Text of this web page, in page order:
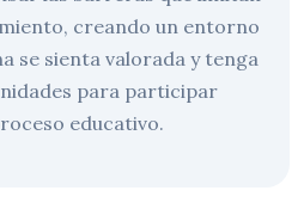
creando un entorno
se sienta valorada y tenga
para participar
educativo.